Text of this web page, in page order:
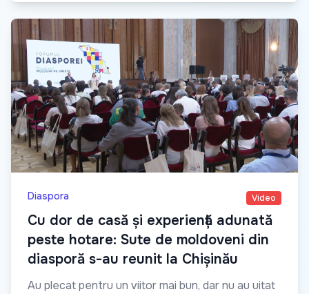
Diaspora Video
Cu dor de casă și experiență adunată
peste hotare: Sute de moldoveni din
diasporă s-au reunit la Chișinău
Au plecat pentru un viitor mai bun, dar nu au uitat